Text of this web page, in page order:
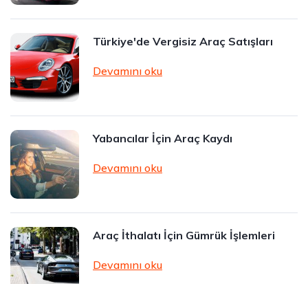
Türkiye'de Vergisiz Araç Satışları
Devamını oku
Yabancılar İçin Araç Kaydı
Devamını oku
Araç İthalatı İçin Gümrük İşlemleri
Devamını oku